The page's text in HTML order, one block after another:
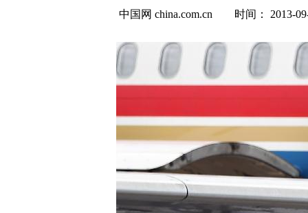
中国网 china.com.cn 时间：